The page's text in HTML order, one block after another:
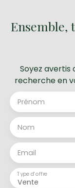
Ensemble,
Soyez
recherche en
Prénom
Nom
Email
Vente
Type d'offre